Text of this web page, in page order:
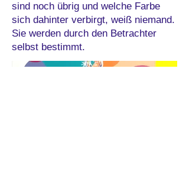
sind noch übrig und welche Farbe
sich dahinter verbirgt, weiß niemand.
Sie werden durch den Betrachter
selbst bestimmt.